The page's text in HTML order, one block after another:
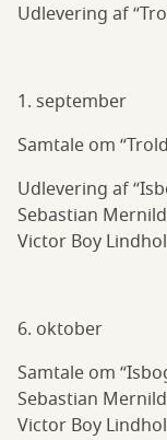
Udlevering af
1. september
Samtale om
Udlevering af
Sebastian
Victor Boy
6. oktober
Samtale om
Sebastian
Victor Boy